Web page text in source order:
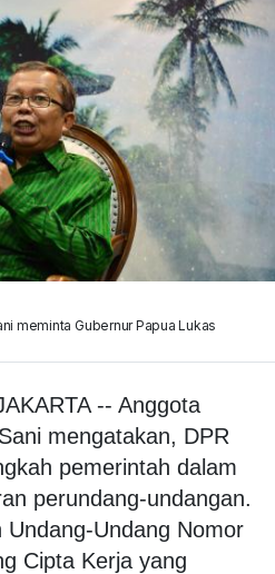
meminta Gubernur Papua Lukas
-- Anggota
mengatakan, DPR
pemerintah dalam
perundang-undangan.
Undang-Undang Nomor
Cipta Kerja yang